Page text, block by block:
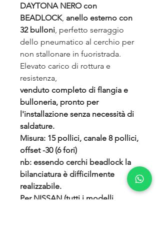
DAYTONA NERO con
BEADLOCK, anello esterno con
32 bulloni , perfetto serraggio
dello pneumatico al cerchio per
non stallonare in fuoristrada.
Elevato carico di rottura e
resistenza,
venduto completo di flangia e
bulloneria, pronto per
l'installazione senza necessità di
saldature.
Misura: 15 pollici, canale 8 pollici,
offset -30 (6 fori)
nb: essendo cerchi beadlock la
bilanciatura è difficilmente
realizzabile.
Per NISSAN (tutti i modelli